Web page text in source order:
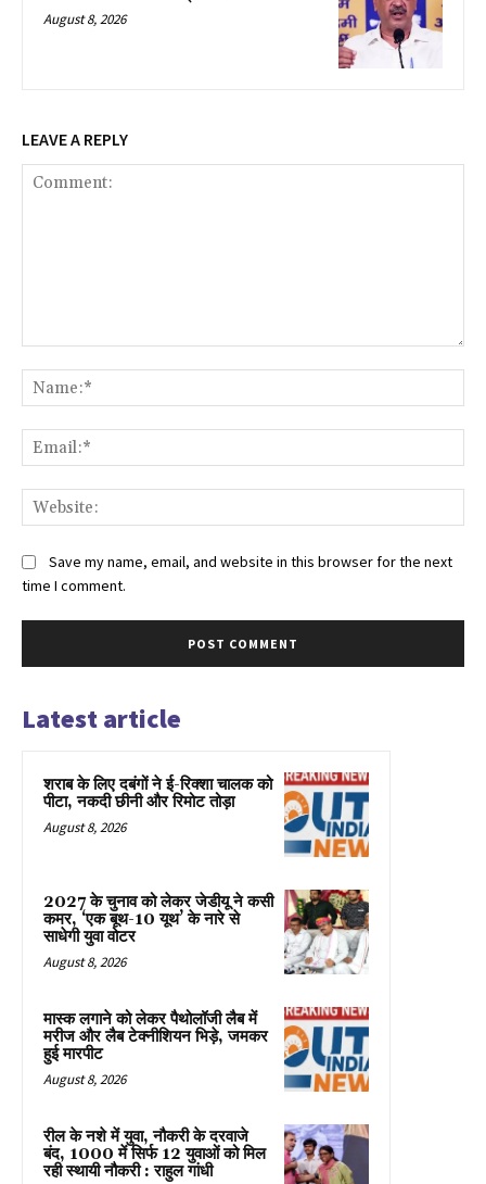
August 8, 2026
LEAVE A REPLY
Save my name, email, and website in this browser for the next
time I comment.
Latest article
शराब के लिए दबंगों ने ई-रिक्शा चालक को
पीटा, नकदी छीनी और रिमोट तोड़ा
August 8, 2026
2027 के चुनाव को लेकर जेडीयू ने कसी
कमर, ‘एक बूथ-10 यूथ’ के नारे से
साधेगी युवा वोटर
August 8, 2026
मास्क लगाने को लेकर पैथोलॉजी लैब में
मरीज और लैब टेक्नीशियन भिड़े, जमकर
हुई मारपीट
August 8, 2026
रील के नशे में युवा, नौकरी के दरवाजे
बंद, 1000 में सिर्फ 12 युवाओं को मिल
रही स्थायी नौकरी : राहुल गांधी